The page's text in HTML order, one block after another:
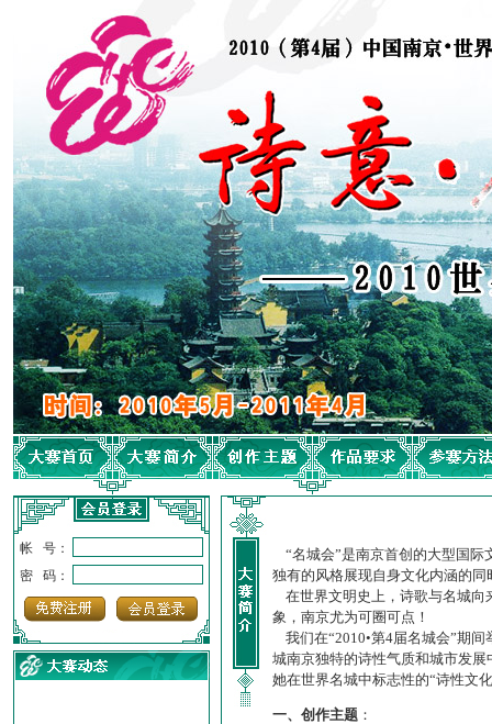
帐 号：
密 码：
“名城会”是南京首创的大型国际
独有的风格展现自身文化内涵的
在世界文明史上，诗歌与名城向
象，南京尤为可圈可点！
我们在“2010•第4届名城会”期
城南京独特的诗性气质和城市发
她在世界名城中标志性的“诗性文
一、创作主题 ：